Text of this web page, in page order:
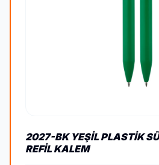
2027-BK YEŞIL PLASTIK
REFIL KALEM